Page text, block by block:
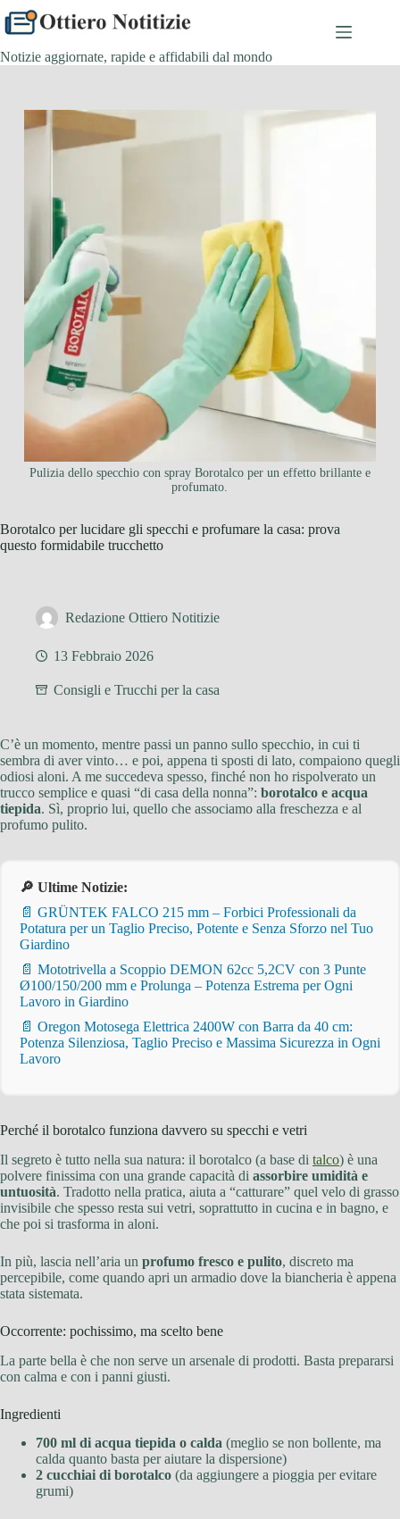
al
contenuto
Notizie aggiornate, rapide e affidabili dal mondo
Pulizia dello specchio con spray Borotalco per un effetto brillante e
profumato.
Borotalco per lucidare gli specchi e profumare la casa: prova
questo formidabile trucchetto
Redazione Ottiero Notitizie
13 Febbraio 2026
Consigli e Trucchi per la casa
C’è un momento, mentre passi un panno sullo specchio, in cui ti
sembra di aver vinto… e poi, appena ti sposti di lato, compaiono quegli
odiosi aloni. A me succedeva spesso, finché non ho rispolverato un
trucco semplice e quasi “di casa della nonna”: borotalco e acqua
tiepida. Sì, proprio lui, quello che associamo alla freschezza e al
profumo pulito.
🔎 Ultime Notizie:
📄 GRÜNTEK FALCO 215 mm – Forbici Professionali da
Potatura per un Taglio Preciso, Potente e Senza Sforzo nel Tuo
Giardino
📄 Mototrivella a Scoppio DEMON 62cc 5,2CV con 3 Punte
Ø100/150/200 mm e Prolunga – Potenza Estrema per Ogni
Lavoro in Giardino
📄 Oregon Motosega Elettrica 2400W con Barra da 40 cm:
Potenza Silenziosa, Taglio Preciso e Massima Sicurezza in Ogni
Lavoro
Perché il borotalco funziona davvero su specchi e vetri
Il segreto è tutto nella sua natura: il borotalco (a base di talco) è una
polvere finissima con una grande capacità di assorbire umidità e
untuosità. Tradotto nella pratica, aiuta a “catturare” quel velo di grasso
invisibile che spesso resta sui vetri, soprattutto in cucina e in bagno, e
che poi si trasforma in aloni.
In più, lascia nell’aria un profumo fresco e pulito, discreto ma
percepibile, come quando apri un armadio dove la biancheria è appena
stata sistemata.
Occorrente: pochissimo, ma scelto bene
La parte bella è che non serve un arsenale di prodotti. Basta prepararsi
con calma e con i panni giusti.
Ingredienti
700 ml di acqua tiepida o calda (meglio se non bollente, ma
calda quanto basta per aiutare la dispersione)
2 cucchiai di borotalco (da aggiungere a pioggia per evitare
grumi)